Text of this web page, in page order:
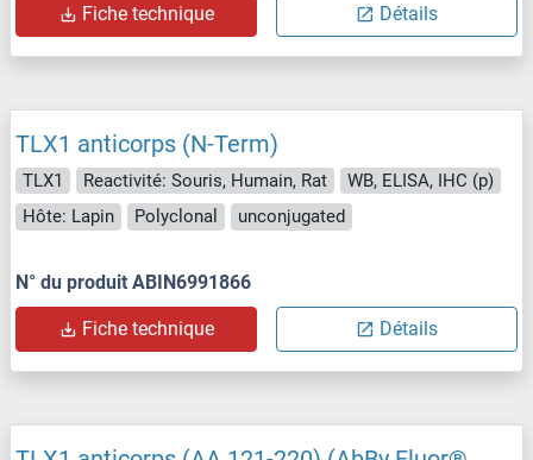
Fiche technique Détails
TLX1 anticorps (N-Term)
TLX1 Reactivité: Souris, Humain, Rat
WB, ELISA, IHC (p)
Hôte: Lapin
Polyclonal unconjugated
N° du produit ABIN6991866
Fiche technique Détails